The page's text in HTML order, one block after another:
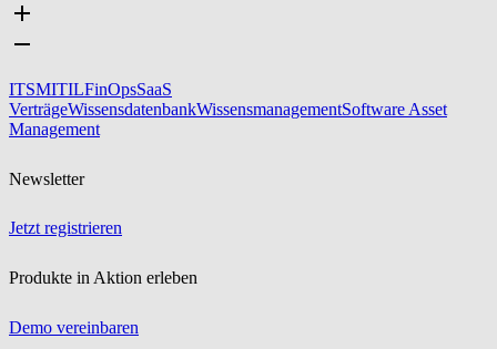
ITSMITILFinOpsSaaS
VerträgeWissensdatenbankWissensmanagementSoftware Asset
Management
Newsletter
Jetzt registrieren
Produkte in Aktion erleben
Demo vereinbaren